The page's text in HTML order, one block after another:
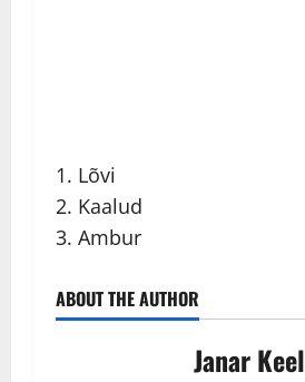
1. Lõvi
2. Kaalud
3. Ambur
ABOUT THE AUTHOR
Janar Keel